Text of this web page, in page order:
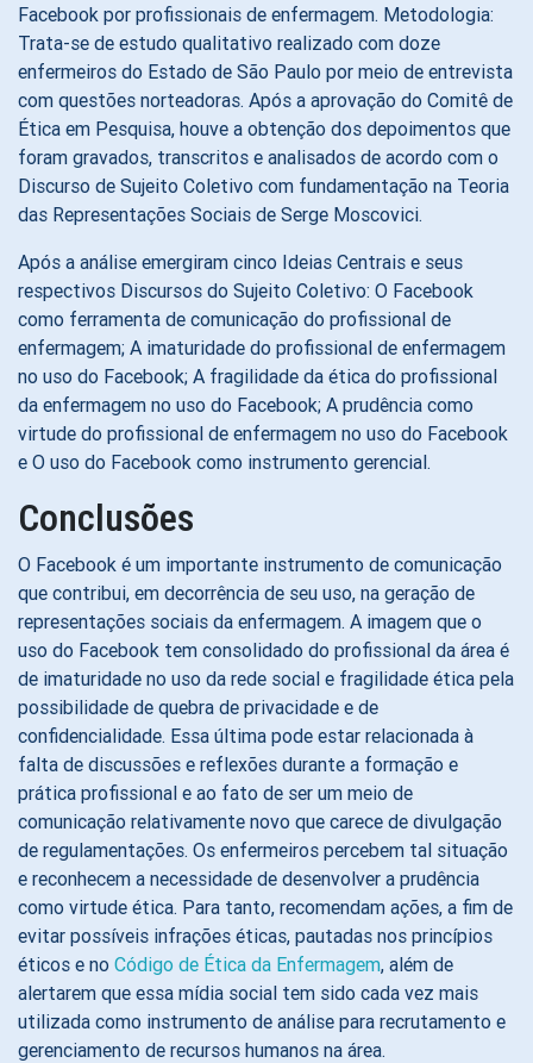
Facebook por profissionais de enfermagem. Metodologia:
Trata-se de estudo qualitativo realizado com doze
enfermeiros do Estado de São Paulo por meio de entrevista
com questões norteadoras. Após a aprovação do Comitê de
Ética em Pesquisa, houve a obtenção dos depoimentos que
foram gravados, transcritos e analisados de acordo com o
Discurso de Sujeito Coletivo com fundamentação na Teoria
das Representações Sociais de Serge Moscovici.
Após a análise emergiram cinco Ideias Centrais e seus
respectivos Discursos do Sujeito Coletivo: O Facebook
como ferramenta de comunicação do profissional de
enfermagem; A imaturidade do profissional de enfermagem
no uso do Facebook; A fragilidade da ética do profissional
da enfermagem no uso do Facebook; A prudência como
virtude do profissional de enfermagem no uso do Facebook
e O uso do Facebook como instrumento gerencial.
Conclusões
O Facebook é um importante instrumento de comunicação
que contribui, em decorrência de seu uso, na geração de
representações sociais da enfermagem. A imagem que o
uso do Facebook tem consolidado do profissional da área é
de imaturidade no uso da rede social e fragilidade ética pela
possibilidade de quebra de privacidade e de
confidencialidade. Essa última pode estar relacionada à
falta de discussões e reflexões durante a formação e
prática profissional e ao fato de ser um meio de
comunicação relativamente novo que carece de divulgação
de regulamentações. Os enfermeiros percebem tal situação
e reconhecem a necessidade de desenvolver a prudência
como virtude ética. Para tanto, recomendam ações, a fim de
evitar possíveis infrações éticas, pautadas nos princípios
éticos e no Código de Ética da Enfermagem, além de
alertarem que essa mídia social tem sido cada vez mais
utilizada como instrumento de análise para recrutamento e
gerenciamento de recursos humanos na área.